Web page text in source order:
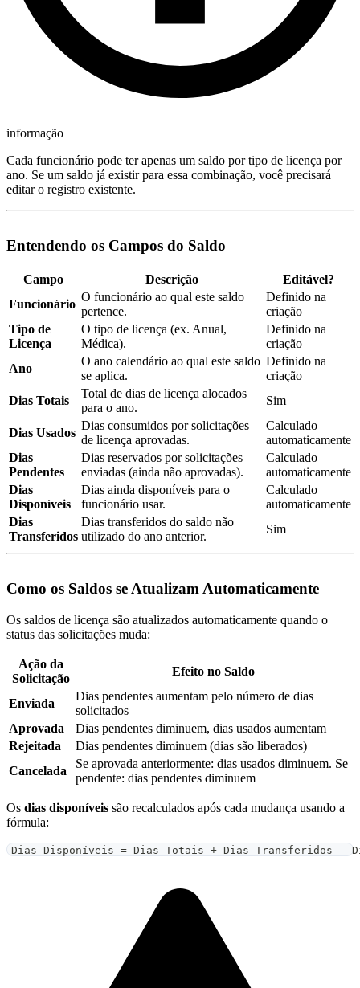
informação
Cada funcionário pode ter apenas um saldo por tipo de licença por
ano. Se um saldo já existir para essa combinação, você precisará
editar o registro existente.
Entendendo os Campos do Saldo
Campo Descrição
Editável?
Funcionário
O funcionário ao qual este saldo
pertence.
Definido na
criação
Tipo de
Licença
O tipo de licença (ex. Anual,
Médica).
Definido na
criação
Ano
O ano calendário ao qual este saldo
se aplica.
Definido na
criação
Dias Totais
Total de dias de licença alocados
para o ano.
Sim
Dias Usados
Dias consumidos por solicitações
de licença aprovadas.
Calculado
automaticamente
Dias
Pendentes
Dias reservados por solicitações
enviadas (ainda não aprovadas).
Calculado
automaticamente
Dias
Disponíveis
Dias ainda disponíveis para o
funcionário usar.
Calculado
automaticamente
Dias
Transferidos
Dias transferidos do saldo não
utilizado do ano anterior.
Sim
Como os Saldos se Atualizam Automaticamente
Os saldos de licença são atualizados automaticamente quando o
status das solicitações muda:
Ação da
Solicitação
Efeito no Saldo
Enviada
Dias pendentes aumentam pelo número de dias
solicitados
Aprovada
Dias pendentes diminuem, dias usados aumentam
Rejeitada
Dias pendentes diminuem (dias são liberados)
Cancelada
Se aprovada anteriormente: dias usados diminuem. Se
pendente: dias pendentes diminuem
Os dias disponíveis são recalculados após cada mudança usando a
fórmula:
Dias Disponíveis = Dias Totais + Dias Transferidos -